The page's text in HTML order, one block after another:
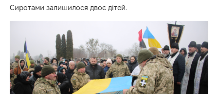
Сиротами залишилося двоє дітей.